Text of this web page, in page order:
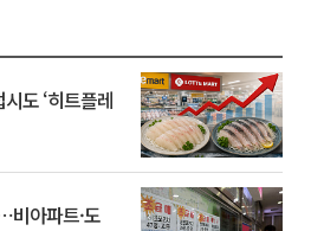
도 ‘히트플레
비아파트·도